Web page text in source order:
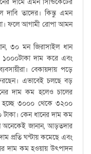
দাবি তাদের। কিন্তু এমন
ফলে আগামী রোপা আমন
৩০ মন জিরাসাইল ধান
১০০০টাকা দাম করে এবং
বেকায়দায় পড়ে
এভাবেই চলছে বড়
দাম কম হলেও চালের
হচ্ছে ৩০০০ থেকে ৩২০০
টাকা। কেন ধানের দাম কম
অনেকেই জানান, আড়তদার
প্রতি ঘন্টায় কমেছে এবং
দাম কম হওয়ায় উৎপাদন